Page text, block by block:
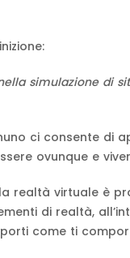
simulazione di
ci consente di
ovunque e
realtà virtuale è
di realtà,
come ti